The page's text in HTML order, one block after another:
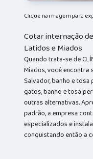
Clique na imagem para
Cotar internação
Latidos e Miados
Quando trata-se de
Miados, você
Salvador, banho e
gatos, banho e tosa
outras alternativas.
padrão, a empresa
especializados e
conquistando então a